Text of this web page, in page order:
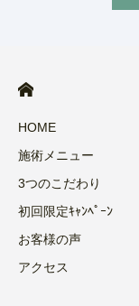
HOME
施術メニュー
3つのこだわり
初回限定ｷｬﾝﾍﾟｰﾝ
お客様の声
アクセス